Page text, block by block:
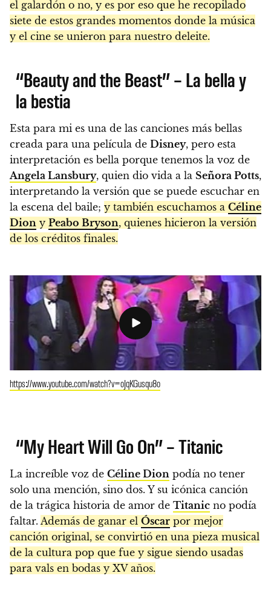
el galardón o no, y es por eso que he recopilado
siete de estos grandes momentos donde la música
y el cine se unieron para nuestro deleite.
“Beauty and the Beast” – La bella y
la bestia
Esta para mi es una de las canciones más bellas
creada para una película de Disney, pero esta
interpretación es bella porque tenemos la voz de
Angela Lansbury, quien dio vida a la Señora Potts,
interpretando la versión que se puede escuchar en
la escena del baile; y también escuchamos a Céline
Dion y Peabo Bryson, quienes hicieron la versión
de los créditos finales.
https://www.youtube.com/watch?v=oJqKGusqu8o
“My Heart Will Go On” – Titanic
La increíble voz de Céline Dion podía no tener
solo una mención, sino dos. Y su icónica canción
de la trágica historia de amor de Titanic no podía
faltar. Además de ganar el Óscar por mejor
canción original, se convirtió en una pieza musical
de la cultura pop que fue y sigue siendo usadas
para vals en bodas y XV años.